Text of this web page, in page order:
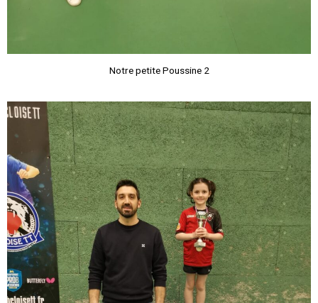
Notre petite Poussine 2